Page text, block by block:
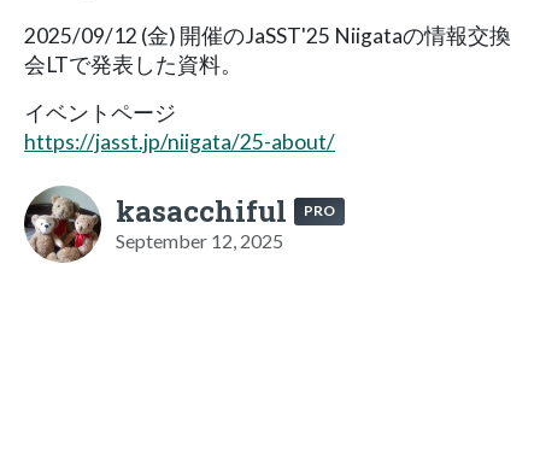
2025/09/12 (金) 開催のJaSST'25 Niigataの情報交換
会LTで発表した資料。
イベントページ
https://jasst.jp/niigata/25-about/
kasacchiful PRO
September 12, 2025